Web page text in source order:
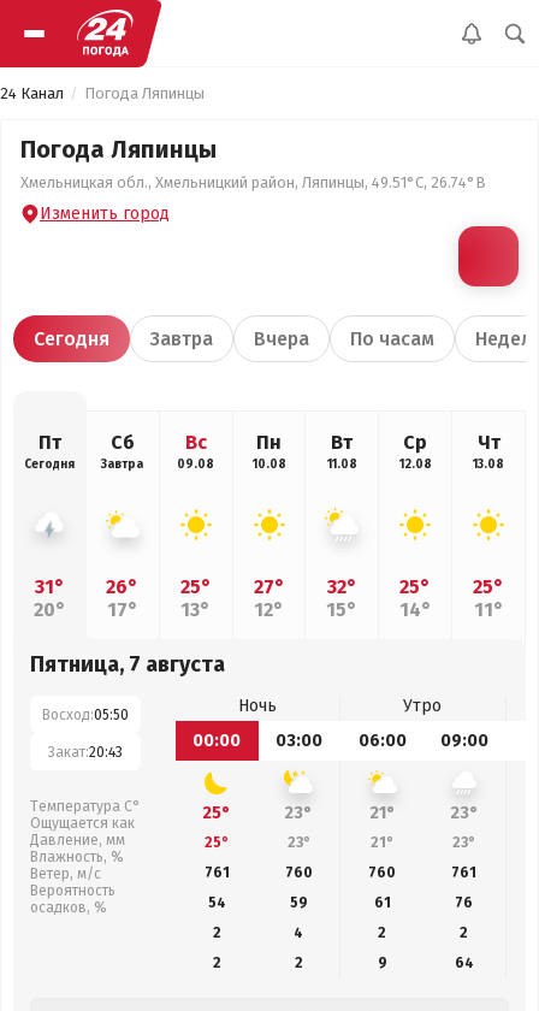
24 Канал Погода Ляпинцы
Погода Ляпинцы
Хмельницкая обл., Хмельницкий район, Ляпинцы, 49.51°С, 26.74°В
Изменить город
Сегодня Завтра Вчера По часам
Пт
Сегодня
31°
20°
Сб
Завтра
26°
17°
Вс
09.08
25°
13°
Пн
10.08
27°
12°
Вт
11.08
32°
15°
Ср
12.08
25°
14°
Чт
13.08
25°
11°
Пятница, 7 августа
Восход:05:50
Закат:20:43
Температура С°
Ощущается как
Давление, мм
Влажность, %
Ветер, м/с
Вероятность
осадков, %
Ночь
Утро
00:00
03:00 06:00 09:00
25° 23° 21° 23°
25° 23° 21° 23°
761
760 760 761
54
59 61 76
2
4 2
2
2
2 9 64